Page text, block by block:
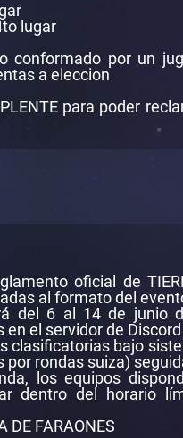
lugar
conformado por un
a eleccion
para poder
oficial de
al formato del
del 6 al 14 de junio
el servidor de
clasificatorias bajo
por rondas suiza)
los equipos
dentro del horario
DE FARAONES